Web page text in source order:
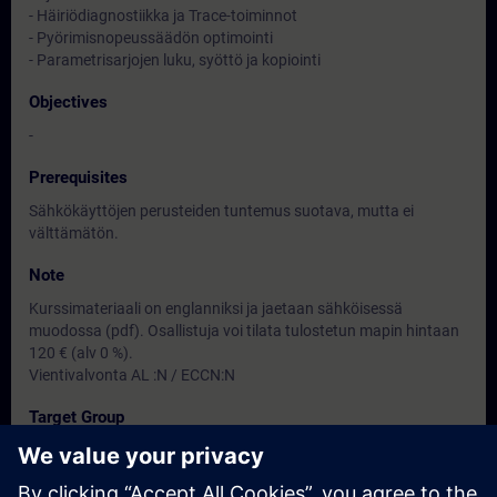
- Häiriödiagnostiikka ja Trace-toiminnot
- Pyörimisnopeussäädön optimointi
- Parametrisarjojen luku, syöttö ja kopiointi
Objectives
-
Prerequisites
Sähkökäyttöjen perusteiden tuntemus suotava, mutta ei
välttämätön.
Note
Kurssimateriaali on englanniksi ja jaetaan sähköisessä
muodossa (pdf). Osallistuja voi tilata tulostetun mapin hintaan
120 € (alv 0 %).
Vientivalvonta AL :N / ECCN:N
Target Group
-